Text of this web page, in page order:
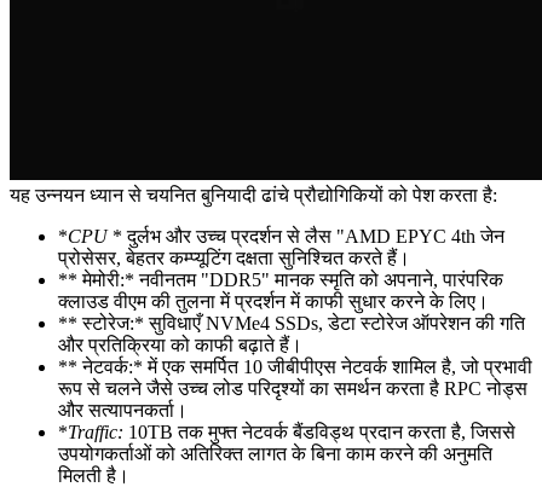
यह उन्नयन ध्यान से चयनित बुनियादी ढांचे प्रौद्योगिकियों को पेश करता है:
*CPU* दुर्लभ और उच्च प्रदर्शन से लैस "AMD EPYC 4th जेन
प्रोसेसर, बेहतर कम्प्यूटिंग दक्षता सुनिश्चित करते हैं।
** मेमोरी:* नवीनतम "DDR5" मानक स्मृति को अपनाने, पारंपरिक
क्लाउड वीएम की तुलना में प्रदर्शन में काफी सुधार करने के लिए।
** स्टोरेज:* सुविधाएँ NVMe4 SSDs, डेटा स्टोरेज ऑपरेशन की गति
और प्रतिक्रिया को काफी बढ़ाते हैं।
** नेटवर्क:* में एक समर्पित 10 जीबीपीएस नेटवर्क शामिल है, जो प्रभावी
रूप से चलने जैसे उच्च लोड परिदृश्यों का समर्थन करता है RPC नोड्स
और सत्यापनकर्ता।
*Traffic: 10TB तक मुफ्त नेटवर्क बैंडविड्थ प्रदान करता है, जिससे
उपयोगकर्ताओं को अतिरिक्त लागत के बिना काम करने की अनुमति
मिलती है।